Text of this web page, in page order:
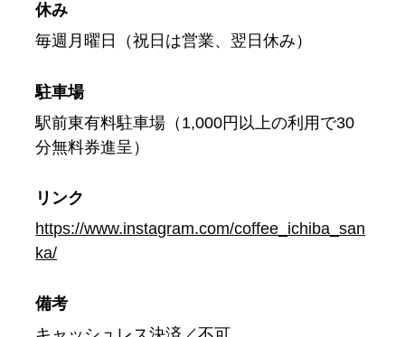
休み
毎週月曜日（祝日は営業、翌日休み）
駐車場
駅前東有料駐車場（1,000円以上の利用で30
分無料券進呈）
リンク
https://www.instagram.com/coffee_ichiba_san
ka/
備考